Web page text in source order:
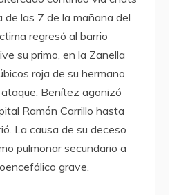
las 7 de la mañana del
regresó al barrio
su primo, en la Zanella
roja de su hermano
Benítez agonizó
Ramón Carrillo hasta
La causa de su deceso
pulmonar secundario a
grave.